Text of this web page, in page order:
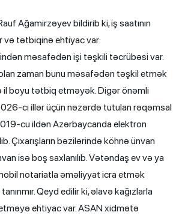
Ağamirzəyev bildirib ki, iş saatının
və tətbiqinə ehtiyac var:
məsafədən işi təşkili təcrübəsi var.
zaman bunu məsafədən təşkil etmək
il boyu tətbiq etməyək. Digər önəmli
cı illər üçün nəzərdə tutulan rəqəmsal
cu ildən Azərbaycanda elektron
Çıxarışların bəzilərində köhnə ünvan
isə boş saxlanılıb. Vətəndaş ev və ya
notariatla əməliyyat icra etmək
Qeyd edilir ki, əlavə kağızlarla
ehtiyac var. ASAN xidmətə